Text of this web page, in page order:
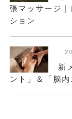
張マッサージ
ション
新
ント」＆「脳